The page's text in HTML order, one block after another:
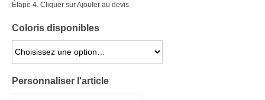
Porte-badge Tour de cou
Porte-clés personnalisé
Porte-monnaie Porte Carte Portefeuille
Étape 4. Cliquer sur Ajouter au devis
Coloris disponibles
CHOISISSEZ UNE OPTION…
Personnaliser l'article